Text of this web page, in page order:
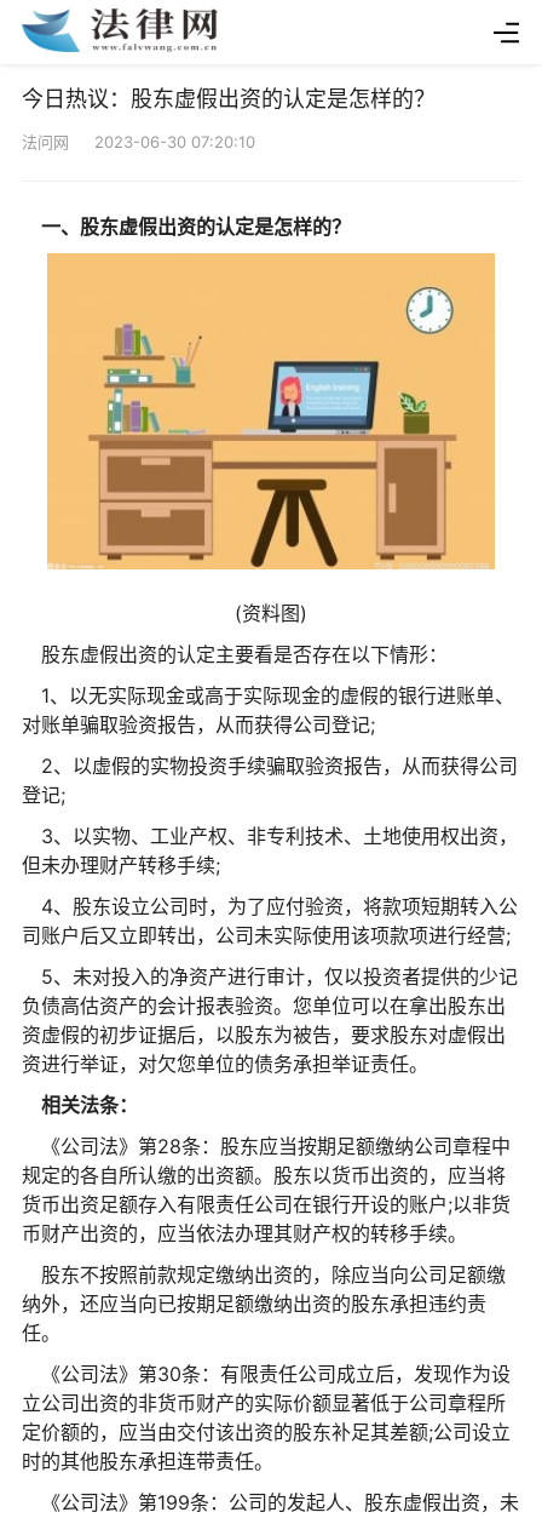
今日热议：股东虚假出资的认定是怎样的？
法问网 2023-06-30 07:20:10
一、股东虚假出资的认定是怎样的？
(资料图)
股东虚假出资的认定主要看是否存在以下情形：
1、以无实际现金或高于实际现金的虚假的银行进账单、
对账单骗取验资报告，从而获得公司登记;
2、以虚假的实物投资手续骗取验资报告，从而获得公司
登记;
3、以实物、工业产权、非专利技术、土地使用权出资，
但未办理财产转移手续;
4、股东设立公司时，为了应付验资，将款项短期转入公
司账户后又立即转出，公司未实际使用该项款项进行经营;
5、未对投入的净资产进行审计，仅以投资者提供的少记
负债高估资产的会计报表验资。您单位可以在拿出股东出
资虚假的初步证据后，以股东为被告，要求股东对虚假出
资进行举证，对欠您单位的债务承担举证责任。
相关法条：
《公司法》第28条：股东应当按期足额缴纳公司章程中
规定的各自所认缴的出资额。股东以货币出资的，应当将
货币出资足额存入有限责任公司在银行开设的账户;以非货
币财产出资的，应当依法办理其财产权的转移手续。
股东不按照前款规定缴纳出资的，除应当向公司足额缴
纳外，还应当向已按期足额缴纳出资的股东承担违约责
任。
《公司法》第30条：有限责任公司成立后，发现作为设
立公司出资的非货币财产的实际价额显著低于公司章程所
定价额的，应当由交付该出资的股东补足其差额;公司设立
时的其他股东承担连带责任。
《公司法》第199条：公司的发起人、股东虚假出资，未